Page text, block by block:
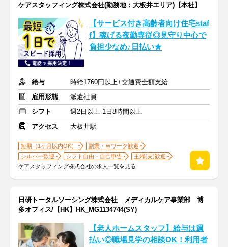
ケアスタッフィング株式会社(勤務地：大板井エリア)【本社】
【サービス付き高齢者向け住宅staf
f】稼げる夜勤専従◎見守り中心で
負担少なめ♪日払い★
給与
時給1760円以上+交通費全額支給
雇用形態
派遣社員
シフト
週2日以上 1日8時間以上
アクセス
大板井駅
短期（1ヶ月以内OK）
副業・Ｗワーク歓迎
シルバー歓迎
シフト自由・自己申告
主婦(夫)歓迎
ケアスタッフィング株式会社の求人一覧を見る
日研トータルソーシング株式会社 メディカルケア事業部 博
多オフィス/【HK】HK_MG1134744(SY)
【老人ホームスタッフ】給与は週
払い◎職場見学の相談OK！利用者